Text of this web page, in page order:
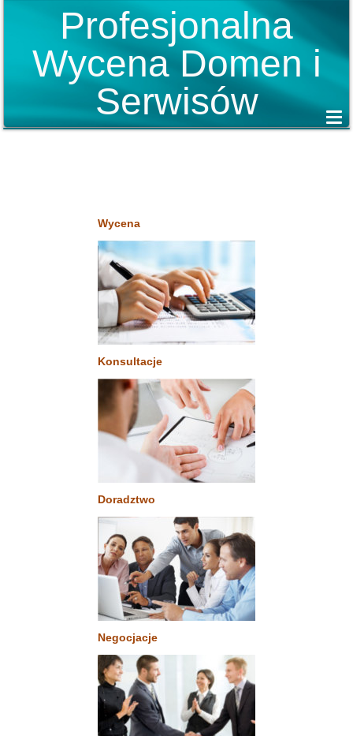
Profesjonalna
Wycena Domen i
Serwisów
Wycena
Konsultacje
Doradztwo
Negocjacje